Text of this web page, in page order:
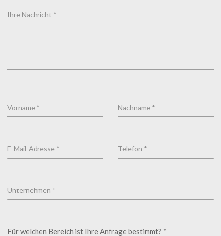
Für welchen Bereich ist Ihre Anfrage bestimmt? *